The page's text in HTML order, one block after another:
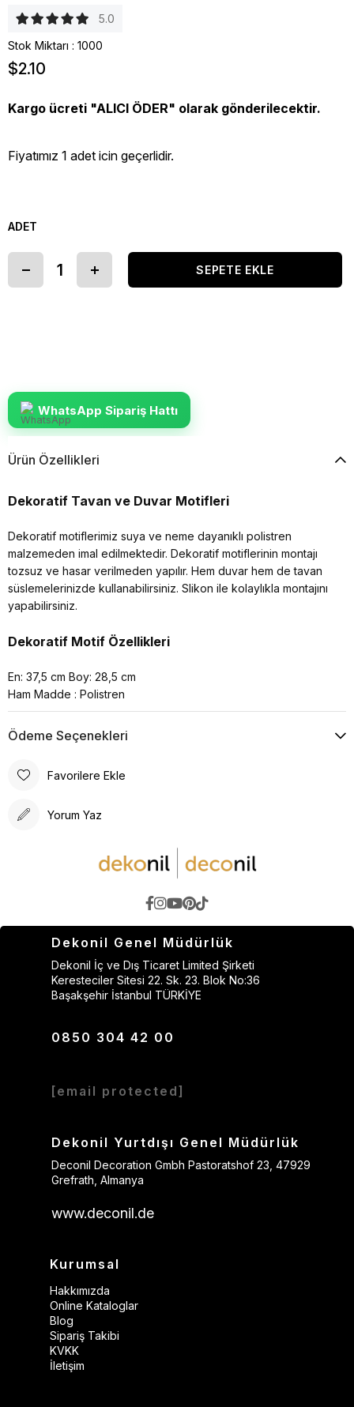
5.0
Stok Miktarı : 1000
$2.10
Kargo ücreti "ALICI ÖDER" olarak gönderilecektir.
Fiyatımız 1 adet icin geçerlidir.
ADET
WhatsApp Sipariş Hattı
Ürün Özellikleri
Dekoratif Tavan ve Duvar Motifleri
Dekoratif motiflerimiz suya ve neme dayanıklı polistren
malzemeden imal edilmektedir. Dekoratif motiflerinin montajı
tozsuz ve hasar verilmeden yapılır. Hem duvar hem de tavan
süslemelerinizde kullanabilirsiniz. Slikon ile kolaylıkla montajını
yapabilirsiniz.
Dekoratif Motif Özellikleri
En: 37,5 cm Boy: 28,5 cm
Ham Madde : Polistren
Ödeme Seçenekleri
Favorilere Ekle
Yorum Yaz
Dekonil Genel Müdürlük
Dekonil İç ve Dış Ticaret Limited Şirketi
Keresteciler Sitesi 22. Sk. 23. Blok No:36
Başakşehir İstanbul TÜRKİYE
0850 304 42 00
[email protected]
Dekonil Yurtdışı Genel Müdürlük
Deconil Decoration Gmbh Pastoratshof 23, 47929
Grefrath, Almanya
www.deconil.de
Kurumsal
Hakkımızda
Online Kataloglar
Blog
Sipariş Takibi
KVKK
İletişim